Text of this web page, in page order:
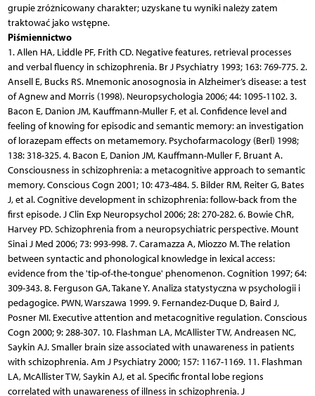
grupie zróżnicowany charakter; uzyskane tu wyniki należy zatem
traktować jako wstępne.
Piśmiennictwo
1. Allen HA, Liddle PF, Frith CD. Negative features, retrieval processes
and verbal fluency in schizophrenia. Br J Psychiatry 1993; 163: 769-775. 2.
Ansell E, Bucks RS. Mnemonic anosognosia in Alzheimer’s disease: a test
of Agnew and Morris (1998). Neuropsychologia 2006; 44: 1095-1102. 3.
Bacon E, Danion JM, Kauffmann-Muller F, et al. Confidence level and
feeling of knowing for episodic and semantic memory: an investigation
of lorazepam effects on metamemory. Psychofarmacology (Berl) 1998;
138: 318-325. 4. Bacon E, Danion JM, Kauffmann-Muller F, Bruant A.
Consciousness in schizophrenia: a metacognitive approach to semantic
memory. Conscious Cogn 2001; 10: 473-484. 5. Bilder RM, Reiter G, Bates
J, et al. Cognitive development in schizophrenia: follow-back from the
first episode. J Clin Exp Neuropsychol 2006; 28: 270-282. 6. Bowie ChR,
Harvey PD. Schizophrenia from a neuropsychiatric perspective. Mount
Sinai J Med 2006; 73: 993-998. 7. Caramazza A, Miozzo M. The relation
between syntactic and phonological knowledge in lexical access:
evidence from the 'tip-of-the-tongue' phenomenon. Cognition 1997; 64:
309-343. 8. Ferguson GA, Takane Y. Analiza statystyczna w psychologii i
pedagogice. PWN, Warszawa 1999. 9. Fernandez-Duque D, Baird J,
Posner MI. Executive attention and metacognitive regulation. Conscious
Cogn 2000; 9: 288-307. 10. Flashman LA, McAllister TW, Andreasen NC,
Saykin AJ. Smaller brain size associated with unawareness in patients
with schizophrenia. Am J Psychiatry 2000; 157: 1167-1169. 11. Flashman
LA, McAllister TW, Saykin AJ, et al. Specific frontal lobe regions
correlated with unawareness of illness in schizophrenia. J